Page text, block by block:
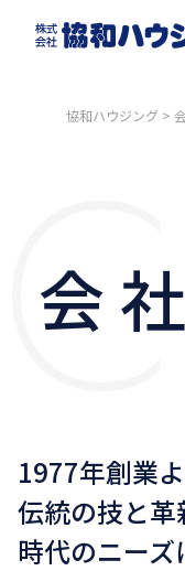
協和ハウジング >
会
1977年創業
伝統の技と革
時代のニーズ